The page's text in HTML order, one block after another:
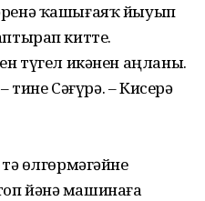
ҡашығаяҡ йыуып
китте.
түгел икәнен аңланы.
тине Сәғүрә. – Кисерә
өлгөрмәгәйне
йәнә машинаға